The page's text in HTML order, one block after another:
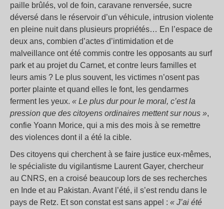
paille brûlés, vol de foin, caravane renversée, sucre
déversé dans le réservoir d’un véhicule, intrusion violente
en pleine nuit dans plusieurs propriétés… En l’espace de
deux ans, combien d’actes d’intimidation et de
malveillance ont été commis contre les opposants au surf
park et au projet du Carnet, et contre leurs familles et
leurs amis ? Le plus souvent, les victimes n’osent pas
porter plainte et quand elles le font, les gendarmes
ferment les yeux. « Le plus dur pour le moral, c’est la
pression que des citoyens ordinaires mettent sur nous »,
confie Yoann Morice, qui a mis des mois à se remettre
des violences dont il a été la cible.
Des citoyens qui cherchent à se faire justice eux-mêmes,
le spécialiste du vigilantisme Laurent Gayer, chercheur
au CNRS, en a croisé beaucoup lors de ses recherches
en Inde et au Pakistan. Avant l’été, il s’est rendu dans le
pays de Retz. Et son constat est sans appel : « J’ai été